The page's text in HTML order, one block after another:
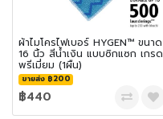
ผ้าไมโครไฟเบอร์ HYGEN™ ขนาด
16 นิ้ว สีน้ำเงิน แบบซิกแซก เกรด
พรีเมี่ยม (1ผืน)
ขายส่ง ฿200
฿440